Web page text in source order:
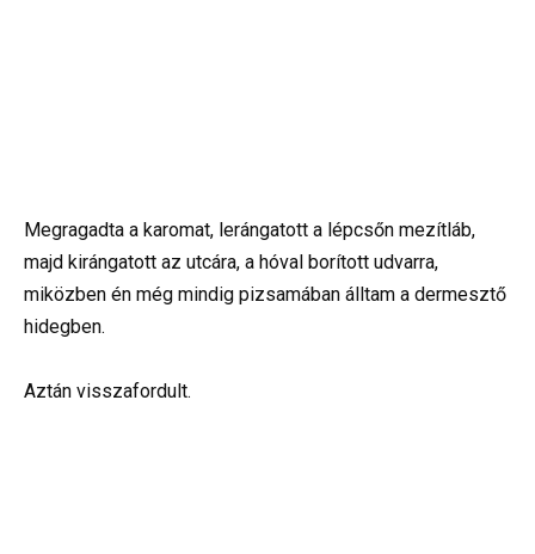
Megragadta a karomat, lerángatott a lépcsőn mezítláb,
majd kirángatott az utcára, a hóval borított udvarra,
miközben én még mindig pizsamában álltam a dermesztő
hidegben.
Aztán visszafordult.